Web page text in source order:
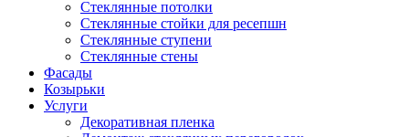
Стеклянные потолки
Стеклянные стойки для ресепшн
Стеклянные ступени
Стеклянные стены
Фасады
Козырьки
Услуги
Декоративная пленка